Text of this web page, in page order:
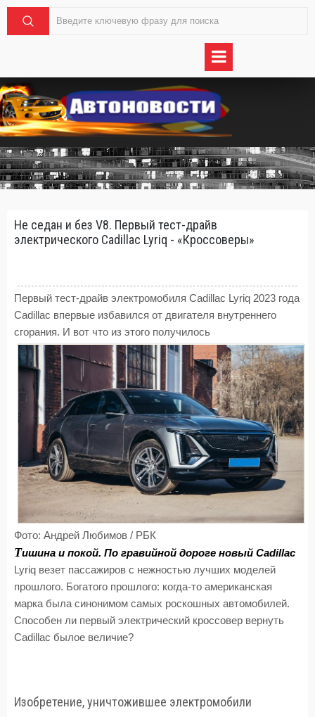
Не седан и без V8. Первый тест-драйв
электрического Cadillac Lyriq - «Кроссоверы»
Первый тест-драйв электромобиля Cadillac Lyriq 2023 года
Cadillac впервые избавился от двигателя внутреннего
сгорания. И вот что из этого получилось
Фото: Андрей Любимов / РБК
Тишина и покой. По гравийной дороге новый Cadillac
Lyriq везет пассажиров с нежностью лучших моделей
прошлого. Богатого прошлого: когда-то американская
марка была синонимом самых роскошных автомобилей.
Способен ли первый электрический кроссовер вернуть
Cadillac былое величие?
Изобретение, уничтожившее электромобили